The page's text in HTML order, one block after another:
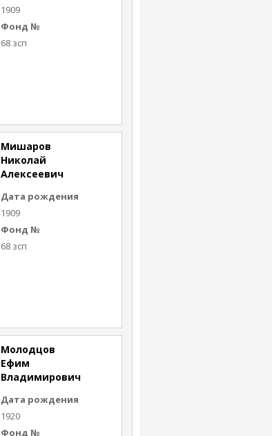
1909
Фонд №
68 зсп
Мишаров
Николай
Алексеевич
Дата рождения
1909
Фонд №
68 зсп
Молодцов
Ефим
Владимирович
Дата рождения
1920
Фонд №